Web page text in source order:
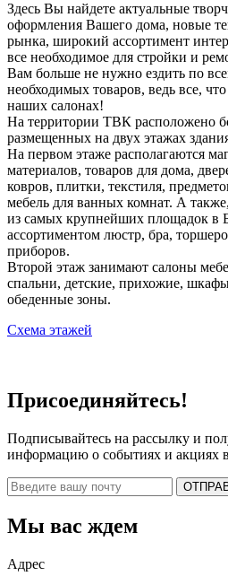
Здесь Вы найдете актуальные
оформления Вашего дома, новые
рынка, широкий ассортимент
все необходимое для стройки и
Вам больше не нужно ездить по
необходимых товаров, ведь все,
наших салонах!
На территории ТВК расположено
размещенных на двух этажах
На первом этаже располагаются
материалов, товаров для дома,
ковров, плитки, текстиля,
мебель для ванных комнат. А
из самых крупнейших площадок в
ассортиментом люстр, бра,
приборов.
Второй этаж занимают салоны
спальни, детские, прихожие,
обеденные зоны.
Схема этажей
Присоединяйтесь!
Подписывайтесь на рассылку и
информацию о событиях и акциях
Мы вас ждем
Адрес